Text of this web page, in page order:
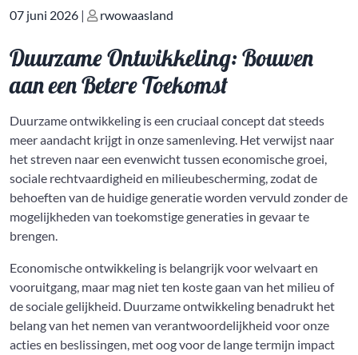
Geplaatst
07 juni 2026 | Geplaatst
rwowaasland
Duurzame Ontwikkeling: Bouwen
aan een Betere Toekomst
Duurzame ontwikkeling is een cruciaal concept dat steeds
meer aandacht krijgt in onze samenleving. Het verwijst naar
het streven naar een evenwicht tussen economische groei,
sociale rechtvaardigheid en milieubescherming, zodat de
behoeften van de huidige generatie worden vervuld zonder de
mogelijkheden van toekomstige generaties in gevaar te
brengen.
Economische ontwikkeling is belangrijk voor welvaart en
vooruitgang, maar mag niet ten koste gaan van het milieu of
de sociale gelijkheid. Duurzame ontwikkeling benadrukt het
belang van het nemen van verantwoordelijkheid voor onze
acties en beslissingen, met oog voor de lange termijn impact